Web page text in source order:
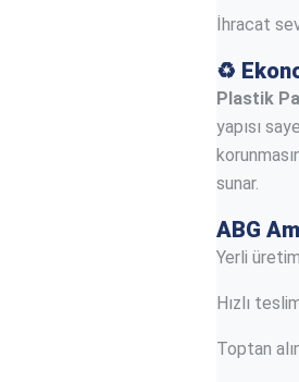
İhracat
♻️
Plastik
yapısı
sunar.
ABG
Yerli
Hızlı
Toptan